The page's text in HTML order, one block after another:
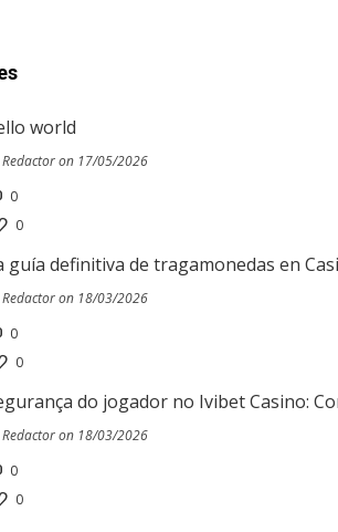
world
Redactor on 17/05/2026
0
0
guía definitiva de tragamonedas en
Redactor on 18/03/2026
0
0
do jogador no Ivibet Casino:
Redactor on 18/03/2026
0
0